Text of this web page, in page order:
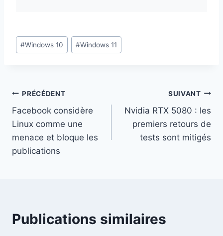
Étiquettes
de
#Windows 10 #Windows 11
Navigation
de
l’article
PRÉCÉDENT
Facebook considère
Linux comme une
menace et bloque les
publications
SUIVANT
Nvidia RTX 5080 : les
premiers retours de
tests sont mitigés
Publications similaires